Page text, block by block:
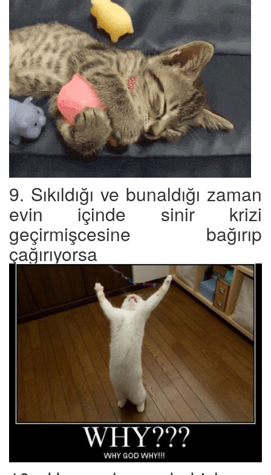
9. Sıkıldığı ve bunaldığı zaman
evin içinde sinir krizi
geçirmişcesine bağırıp
çağırıyorsa